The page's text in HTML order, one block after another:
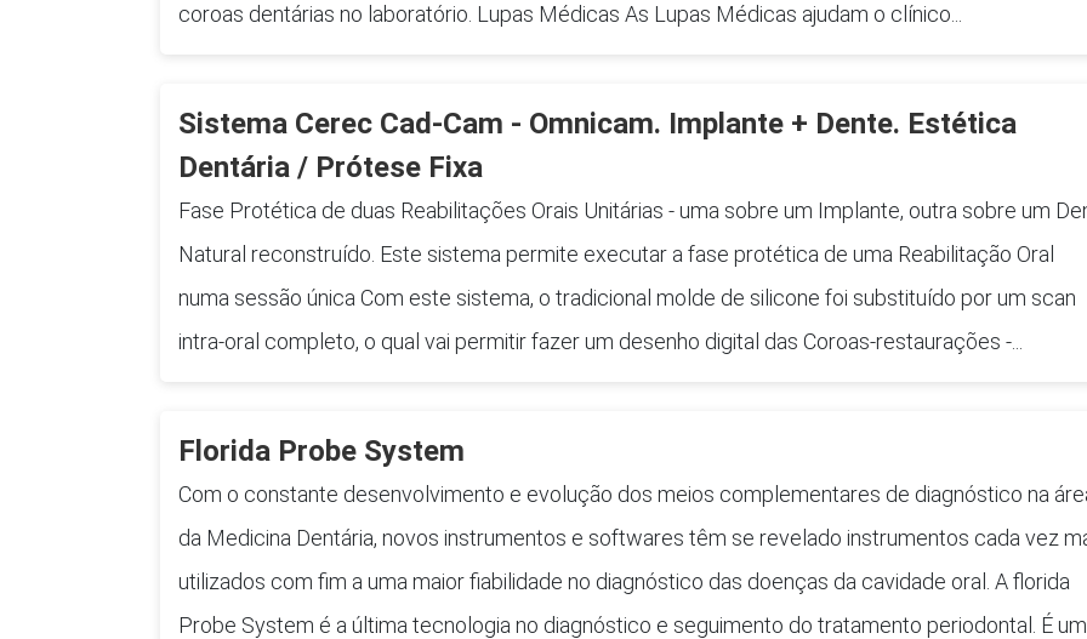
coroas dentárias no laboratório. Lupas Médicas As Lupas Médicas ajudam o clínico...
Sistema Cerec Cad-Cam - Omnicam. Implante + Dente. Estética
Dentária / Prótese Fixa
Fase Protética de duas Reabilitações Orais Unitárias - uma sobre um Implante, outra sobre um
Natural reconstruído. Este sistema permite executar a fase protética de uma Reabilitação Oral
numa sessão única Com este sistema, o tradicional molde de silicone foi substituído por um scan
intra-oral completo, o qual vai permitir fazer um desenho digital das Coroas-restaurações -...
Florida Probe System
Com o constante desenvolvimento e evolução dos meios complementares de diagnóstico na
da Medicina Dentária, novos instrumentos e softwares têm se revelado instrumentos cada vez
utilizados com fim a uma maior fiabilidade no diagnóstico das doenças da cavidade oral. A florida
Probe System é a última tecnologia no diagnóstico e seguimento do tratamento periodontal. É